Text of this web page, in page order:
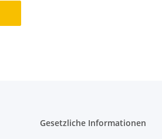
Gesetzliche Informationen